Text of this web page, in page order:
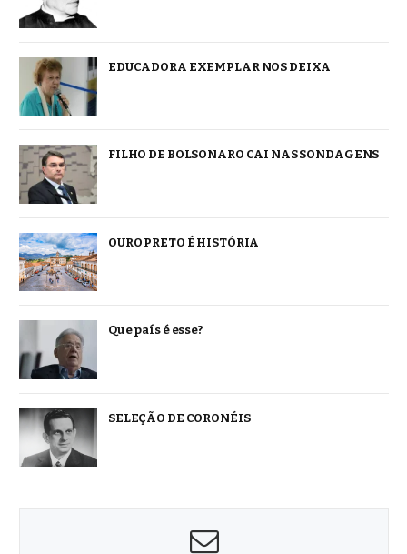
EDUCADORA EXEMPLAR NOS DEIXA
FILHO DE BOLSONARO CAI NAS SONDAGENS
OURO PRETO É HISTÓRIA
Que país é esse?
SELEÇÃO DE CORONÉIS